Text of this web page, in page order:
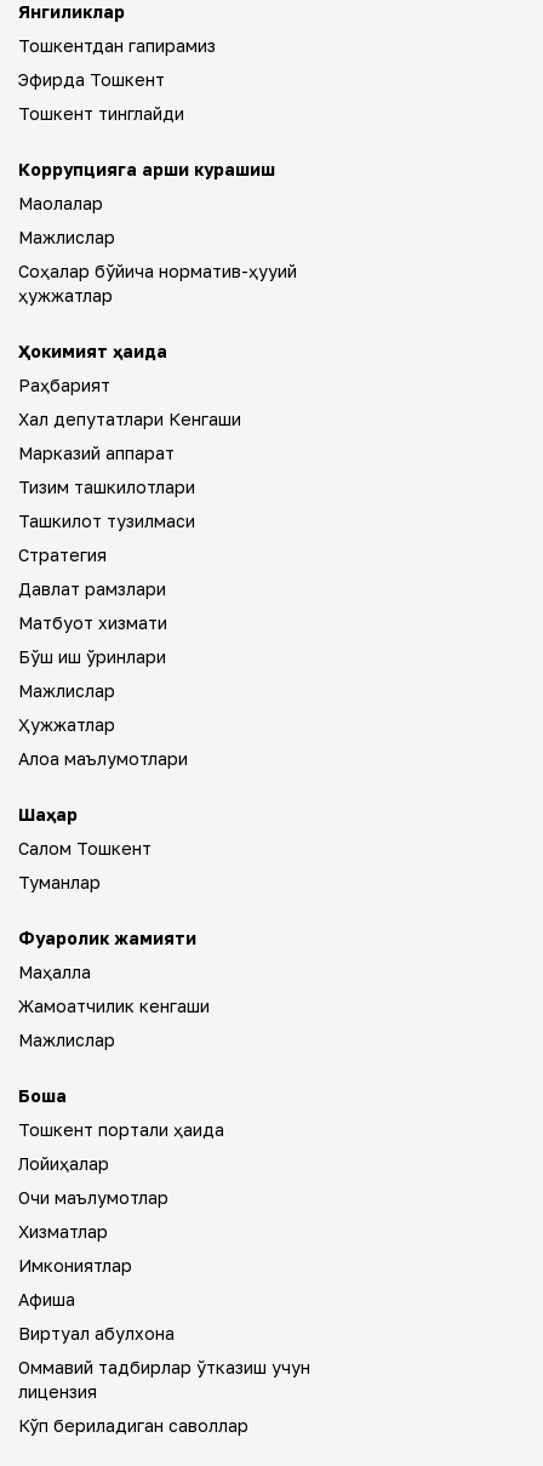
Янгиликлар
Тошкентдан гапирамиз
Эфирда Тошкент
Тошкент тинглайди
Коррупцияга қарши курашиш
Мақолалар
Мажлислар
Соҳалар бўйича норматив-ҳуқуқий
ҳужжатлар
Ҳокимият ҳақида
Раҳбарият
Халқ депутатлари Кенгаши
Марказий аппарат
Тизим ташкилотлари
Ташкилот тузилмаси
Стратегия
Давлат рамзлари
Матбуот хизмати
Бўш иш ўринлари
Мажлислар
Ҳужжатлар
Алоқа маълумотлари
Шаҳар
Салом Тошкент
Туманлар
Фуқаролик жамияти
Маҳалла
Жамоатчилик кенгаши
Мажлислар
Бошқа
Тошкент портали ҳақида
Лойиҳалар
Очиқ маълумотлар
Хизматлар
Имкониятлар
Афиша
Виртуал қабулхона
Оммавий тадбирлар ўтказиш учун
лицензия
Кўп бериладиган саволлар